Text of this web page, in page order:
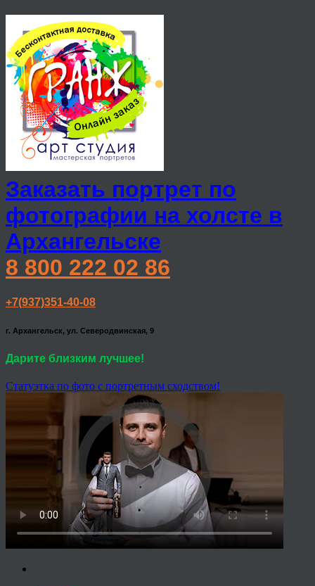
Заказать портрет по
фотографии на холсте в
Архангельске
8 800 222 02 86
+7(937)351-40-08
г. Архангельск, ул. Северодвинская, 9
Дарите близким лучшее!
Статуэтка по фото с портретным сходством!